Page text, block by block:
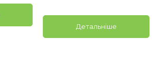
Детальніше